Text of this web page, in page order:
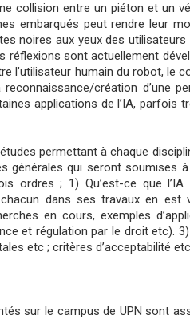
collision entre un piéton et un
embarqués peut rendre leur
noires aux yeux des
réflexions sont actuellement
l’utilisateur humain du robot, le
création d’une
applications de l’IA, parfois
permettant à chaque
générales qui seront soumises
ordres ; 1) Qu’est-ce que
dans ses travaux en est
en cours, exemples
et régulation par le droit etc).
etc ; critères d’acceptabilité
sur le campus de UPN sont